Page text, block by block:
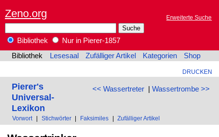
Zeno.org Erweiterte Suche
Bibliothek
Nur in Pierer-1857
Bibliothek
Lesesaal Zufälliger Artikel Kategorien Shop
DRUCKEN
<< Wassertreter| Wassertrombe >>
Pierer's
Universal-
Lexikon
Vorwort Stichwörter Faksimiles Zufälliger Artikel